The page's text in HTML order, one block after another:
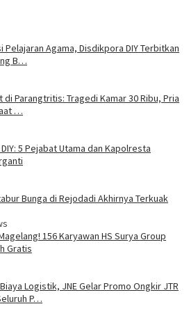
Pelajaran Agama, Disdikpora DIY Terbitkan
B…
di Parangtritis: Tragedi Kamar 30 Ribu, Pria
…
5 Pejabat Utama dan Kapolresta
Bunga di Rejodadi Akhirnya Terkuak
156 Karyawan HS Surya Group
Gratis
Logistik, JNE Gelar Promo Ongkir JTR
P…